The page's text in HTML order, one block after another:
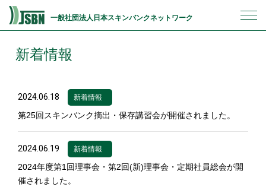
一般社団法人日本スキンバンクネットワーク
新着情報
2024.06.18 新着情報
第25回スキンバンク摘出・保存講習会が開催されました。
2024.06.19 新着情報
2024年度第1回理事会・第2回(新)理事会・定期社員総会が開
催されました。